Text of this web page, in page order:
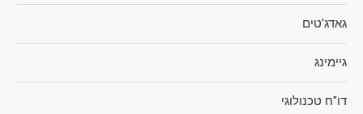
גאדג'טים
גיימינג
דו"ח טכנולוגי